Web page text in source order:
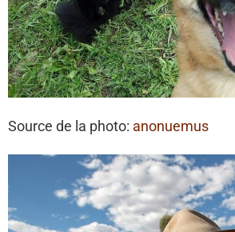
Source de la photo: anonuemus